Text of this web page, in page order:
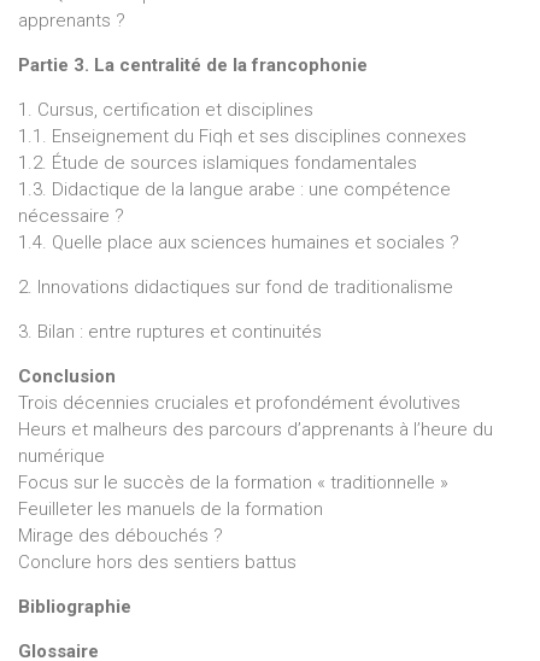
apprenants ?
Partie 3. La centralité de la francophonie
1. Cursus, certification et disciplines
1.1. Enseignement du Fiqh et ses disciplines connexes
1.2. Étude de sources islamiques fondamentales
1.3. Didactique de la langue arabe : une compétence
nécessaire ?
1.4. Quelle place aux sciences humaines et sociales ?
2. Innovations didactiques sur fond de traditionalisme
3. Bilan : entre ruptures et continuités
Conclusion
Trois décennies cruciales et profondément évolutives
Heurs et malheurs des parcours d’apprenants à l’heure du
numérique
Focus sur le succès de la formation « traditionnelle »
Feuilleter les manuels de la formation
Mirage des débouchés ?
Conclure hors des sentiers battus
Bibliographie
Glossaire